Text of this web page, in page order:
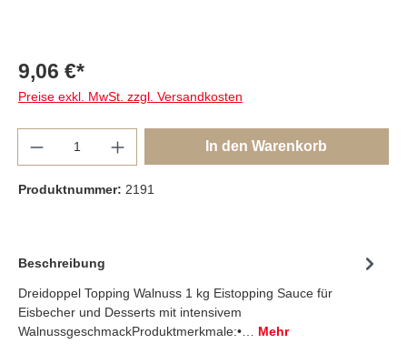
9,06 €*
Preise exkl. MwSt. zzgl. Versandkosten
In den Warenkorb
Produktnummer: 2191
Beschreibung
Dreidoppel Topping Walnuss 1 kg Eistopping Sauce für
Eisbecher und Desserts mit intensivem
WalnussgeschmackProduktmerkmale:•… Mehr